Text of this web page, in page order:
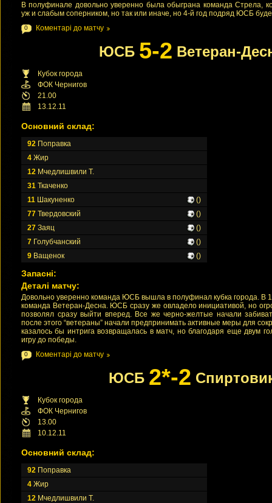
В полуфинале довольно уверенно была обыграна команда Стрела,
уж и слабым соперником, но так или иначе, но 4-й год подряд ЮСБ
0 Коментарі до матчу
ЮСБ 5-2 Ветеран-
Кубок города
ФОК Чернигов
21.00
13.12.11
Основний склад:
92 Поправка
4 Жир
12 Мчедлишвили Т.
31 Ткаченко
11 Шакуненко
()
77 Твердовский
()
27 Заяц
()
7 Голубчанский
()
9 Ващенок ()
Запасні:
Деталі матчу:
Довольно уверенно команда ЮСБ вышла в полуфинал кубка города. В
команда Ветеран-Десна. ЮСБ сразу же овладело инициативой, но
позволял сразу выйти вперед. Все же черно-желтые начали
после этого “ветераны” начали предпринимать активные меры для
казалось бы интрига возвращалась в матч, но благодаря еще двум
игру до победы.
0 Коментарі до матчу
ЮСБ 2*-2
Кубок города
ФОК Чернигов
13.00
10.12.11
Основний склад:
92 Поправка
4 Жир
12 Мчедлишвили Т.